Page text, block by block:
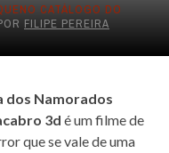
CATÁLOGO DO
FILIPE PEREIRA
dos Namorados
3d é um filme de
que se vale de uma